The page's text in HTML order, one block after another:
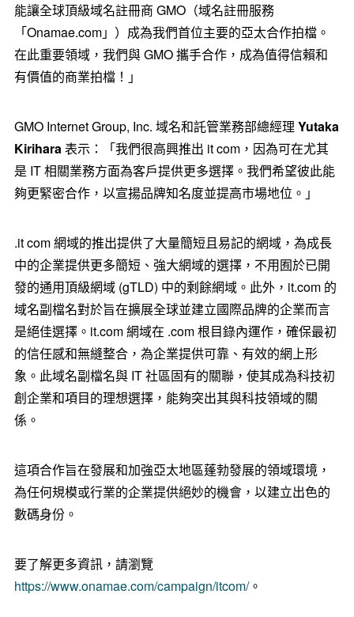
能讓全球頂級域名註冊商 GMO（域名註冊服務
「Onamae.com」）成為我們首位主要的亞太合作拍檔。
在此重要領域，我們與 GMO 攜手合作，成為值得信賴和
有價值的商業拍檔！」
GMO Internet Group, Inc. 域名和託管業務部總經理 Yutaka
Kirihara表示：「我們很高興推出 it com，因為可在尤其
是 IT 相關業務方面為客戶提供更多選擇。我們希望彼此能
夠更緊密合作，以宣揚品牌知名度並提高市場地位。」
.it com 網域的推出提供了大量簡短且易記的網域，為成長
中的企業提供更多簡短、強大網域的選擇，不用囿於已開
發的通用頂級網域 (gTLD) 中的剩餘網域。此外，it.com 的
域名副檔名對於旨在擴展全球並建立國際品牌的企業而言
是絕佳選擇。it.com 網域在 .com 根目錄內運作，確保最初
的信任感和無縫整合，為企業提供可靠、有效的網上形
象。此域名副檔名與 IT 社區固有的關聯，使其成為科技初
創企業和項目的理想選擇，能夠突出其與科技領域的關
係。
這項合作旨在發展和加強亞太地區蓬勃發展的領域環境，
為任何規模或行業的企業提供絕妙的機會，以建立出色的
數碼身份。
要了解更多資訊，請瀏覽
https://www.onamae.com/campaign/itcom/。